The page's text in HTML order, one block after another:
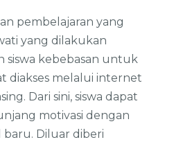
pembelajaran yang
yang dilakukan
siswa kebebasan untuk
diakses melalui internet
Dari sini, siswa dapat
motivasi dengan
Diluar diberi